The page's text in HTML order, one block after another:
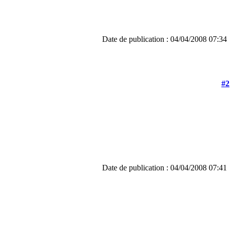
Date de publication : 04/04/2008 07:34
#2
Date de publication : 04/04/2008 07:41